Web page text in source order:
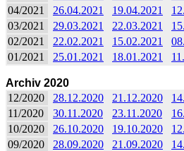
04/2021
26.04.2021 19.04.2021
03/2021
29.03.2021 22.03.2021
02/2021
22.02.2021 15.02.2021
01/2021
25.01.2021 18.01.2021
Archiv 2020
12/2020
28.12.2020 21.12.2020
11/2020
30.11.2020 23.11.2020
10/2020
26.10.2020 19.10.2020
09/2020
28.09.2020 21.09.2020